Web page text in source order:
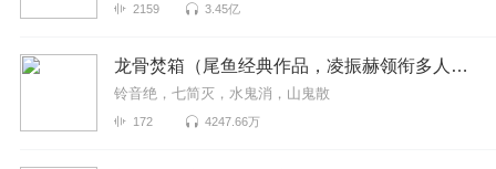
2159 3.45亿
龙骨焚箱（尾鱼经典作品，凌振赫领衔多人有声剧）
铃音绝，七简灭，水鬼消，山鬼散
172 4247.66万